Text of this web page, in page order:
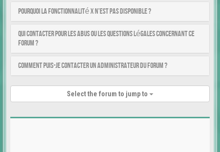
Pourquoi la fonctionnalité X n’est pas disponible ?
Qui contacter pour les abus ou les questions légales concernant ce
forum ?
Comment puis-je contacter un administrateur du forum ?
Select the forum to jump to